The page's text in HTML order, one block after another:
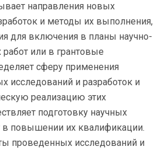
направления новых
и методы их выполнения,
для включения в планы научно-
работ или в грантовые
сферу применения
исследований и разработок и
реализацию этих
подготовку научных
в повышении их квалификации.
проведенных исследований и